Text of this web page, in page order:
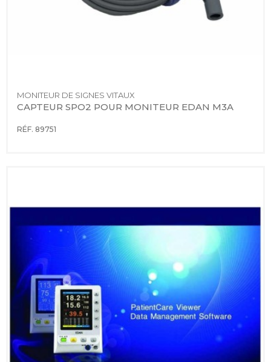
MONITEUR DE SIGNES VITAUX
CAPTEUR SPO2 POUR MONITEUR EDAN M3A
RÉF. 89751